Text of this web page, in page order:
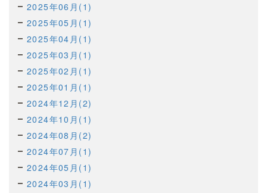
2025年06月(1)
2025年05月(1)
2025年04月(1)
2025年03月(1)
2025年02月(1)
2025年01月(1)
2024年12月(2)
2024年10月(1)
2024年08月(2)
2024年07月(1)
2024年05月(1)
2024年03月(1)